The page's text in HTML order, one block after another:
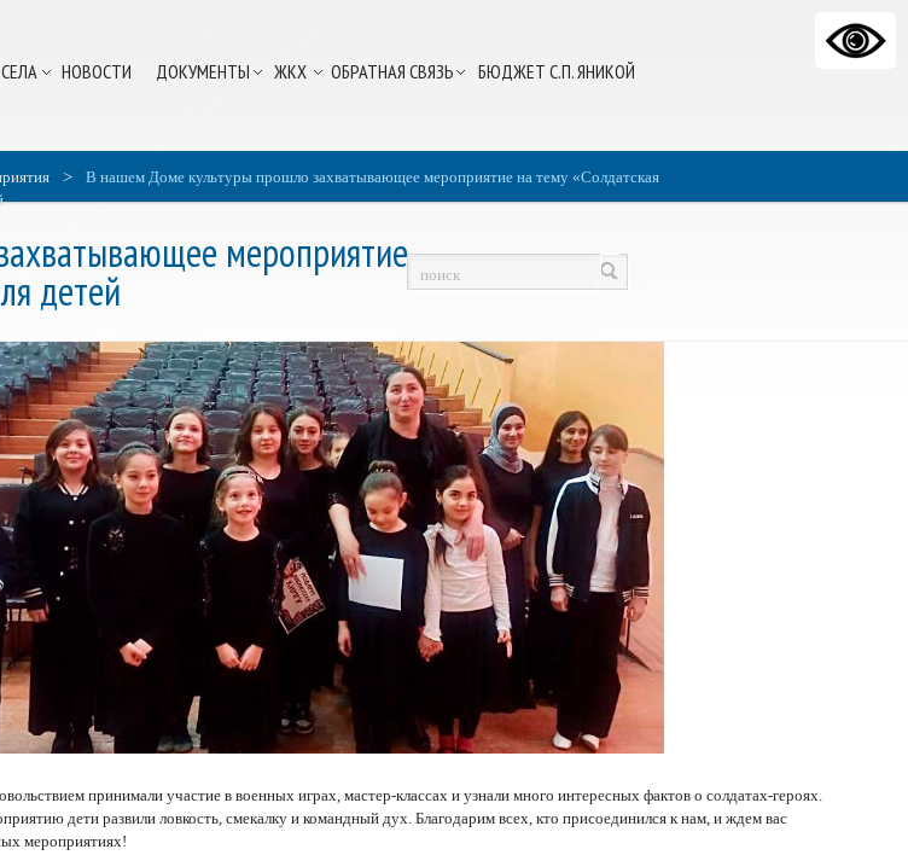
НОВОСТИ ДОКУМЕНТЫ ЖКХ ОБРАТНАЯ СВЯЗЬ БЮДЖЕТ С.П. ЯНИКОЙ
>
В нашем Доме культуры прошло захватывающее мероприятие на тему «Солдатская
мероприятие
детей
принимали участие в военных играх, мастер-классах и узнали много интересных фактов о солдатах-героях.
дети развили ловкость, смекалку и командный дух. Благодарим всех, кто присоединился к нам, и ждем вас
мероприятиях!